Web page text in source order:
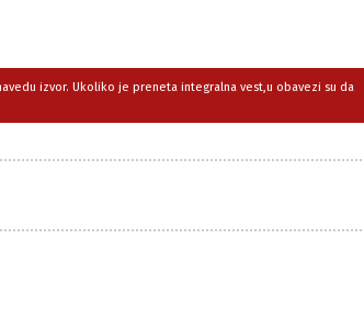
izvor. Ukoliko je preneta integralna vest,u obavezi su da